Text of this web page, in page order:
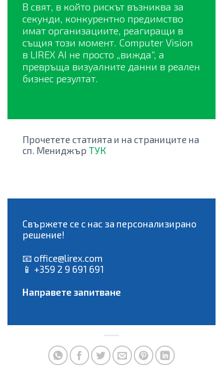
В свят, в който рискът възниква за
секунди, конкурентно предимство
имат организациите, реагиращи в
същия този момент. Computer Vision
в LIREX AI не просто „вижда“, а
превръща визуалните данни в реален
бизнес резултат.
Прочетете статията и на страниците на
сп. Мениджър ТУК
Свържете се с нас за персонализирано
решение!
📧 office@lirex.com
📱 +359 2 9 691 691
Направете запитване